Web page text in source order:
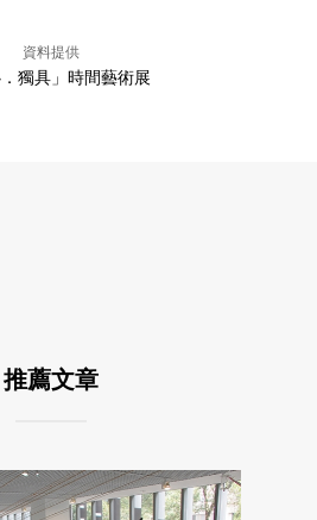
資料提供
．獨具」時間藝術展
推薦文章